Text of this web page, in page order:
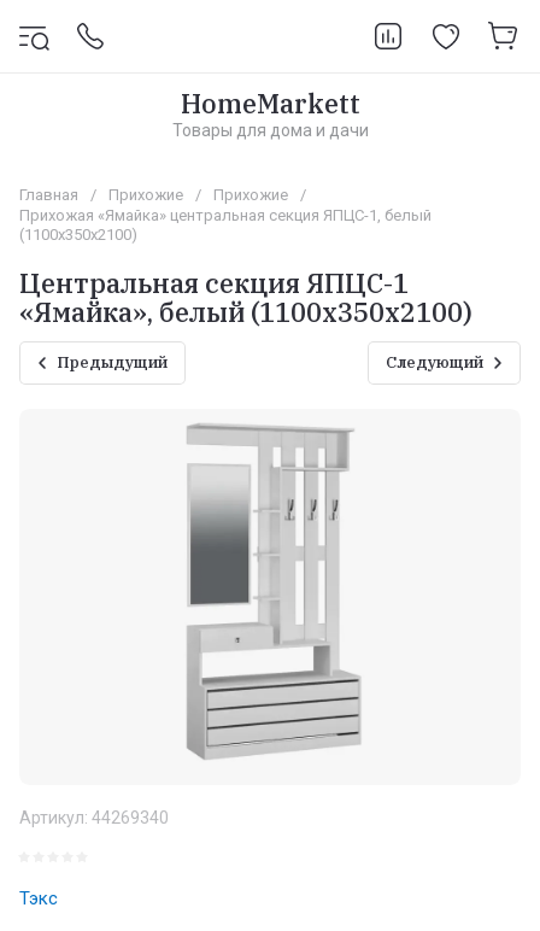
HomeMarkett
Товары для дома и дачи
Главная / Прихожие / Прихожие
/
Прихожая «Ямайка» центральная секция ЯПЦС-1, белый
(1100х350х2100)
Центральная секция ЯПЦС-1
«Ямайка», белый (1100х350х2100)
Предыдущий Следующий
Артикул: 44269340
Тэкс